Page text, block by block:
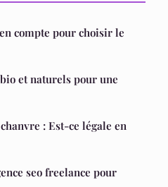
compte pour choisir le
et naturels pour une
: Est-ce légale en
seo freelance pour